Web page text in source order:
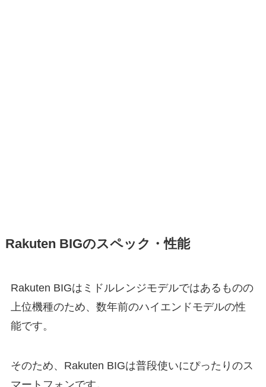
Rakuten BIGのスペック・性能
Rakuten BIGはミドルレンジモデルではあるものの
上位機種のため、数年前のハイエンドモデルの性
能です。
そのため、Rakuten BIGは普段使いにぴったりのス